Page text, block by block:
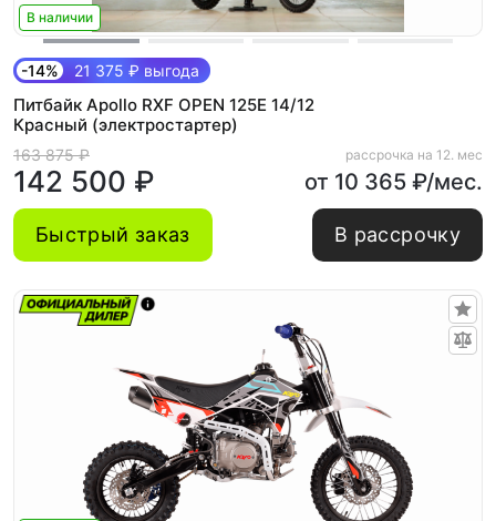
В наличии
-14% 21 375 ₽ выгода
Питбайк Apollo RXF OPEN 125E 14/12
Красный (электростартер)
163 875 ₽
142 500 ₽
рассрочка на 12. мес
от 10 365 ₽/мес.
Быстрый заказ В рассрочку